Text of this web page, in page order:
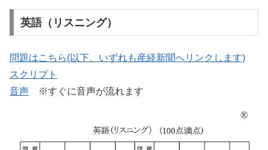
英語（リスニング）
問題はこちら(以下、いずれも産経新聞へリンクします)
スクリプト
音声 ※すぐに音声が流れます